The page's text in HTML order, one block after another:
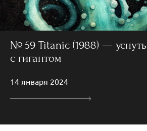
№ 59 Titanic (1988) —
с гигантом
14 января 2024